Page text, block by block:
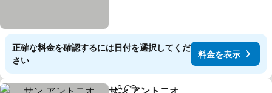
正確な料金を確認するには日付を選択してくだ
さい
料金を表示
サン アントニオ